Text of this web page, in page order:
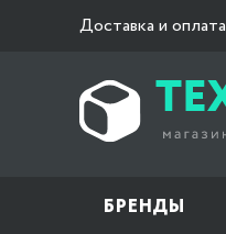
Доставка и оплата
БРЕНДЫ